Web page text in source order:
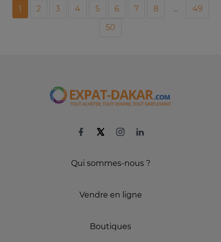
1 2 3 4 5 6 7 8 ...
49
50
Qui sommes-nous ?
Vendre en ligne
Boutiques